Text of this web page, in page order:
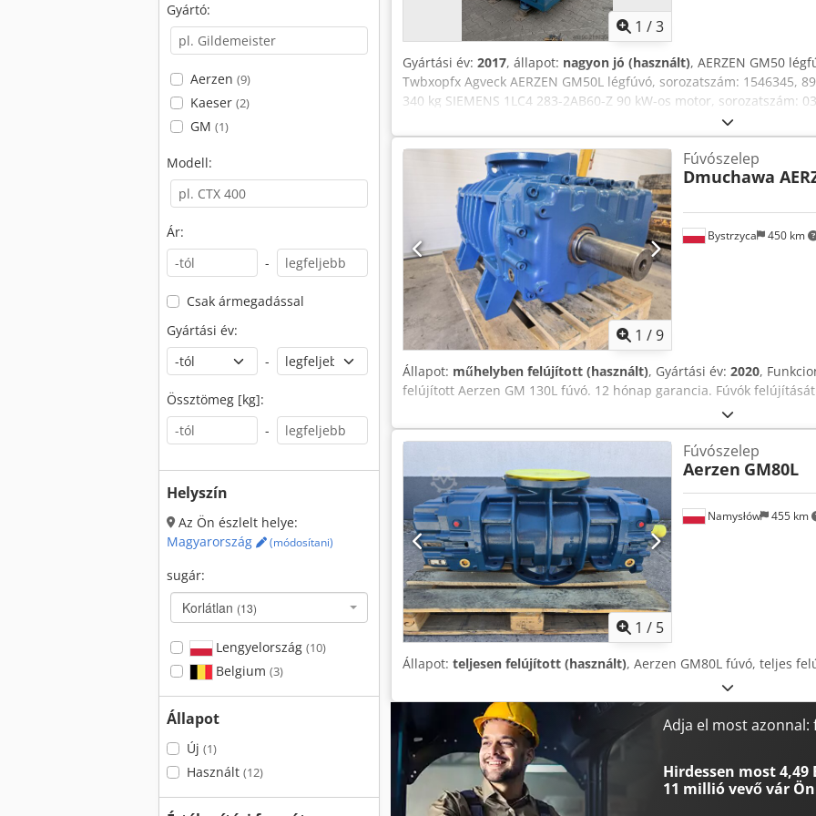
Gyártó:
Aerzen (9)
Kaeser (2)
GM (1)
Modell:
Ár:
-
Csak ármegadással
Gyártási év:
-
Össztömeg [kg]:
-
Helyszín
Az Ön észlelt helye:
Magyarország
(módosítani)
sugár:
Korlátlan (13)
Lengyelország (10)
Belgium (3)
Állapot
Új (1)
Használt (12)
1 /3
Gyártási év: 2017, állapot: nagyon jó (használt), AERZEN GM50
Twbxopfx Agveck AERZEN GM50L légfúvó, sorozatszám: 1546345,
340 kg SIEMENS 1LC4 283-2AB60-Z 90 kW-os motor, sorozatszám:
1 /9
Bystrzyca 450 km
Fúvószelep
Dmuchawa
Állapot: műhelyben felújított (használt), Gyártási év: 2020,
felújított Aerzen GM 130L fúvó. 12 hónap garancia. Fúvók
1 / 5
Namysłów 455 km
Fúvószelep
Aerzen GM80L
Állapot: teljesen felújított (használt), Aerzen GM80L fúvó, teljes
Adja el most azonnal:
Hirdessen most 4,49
11 millió vevővár